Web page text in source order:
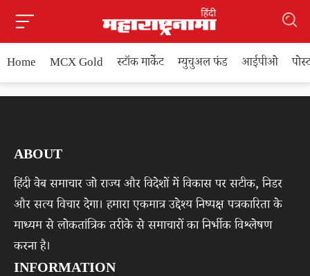
Home MCX Gold स्टॉक मार्केट म्युचुअल फंड आईपीओ
ABOUT
हिंदी वेब समाचार जो राज्य और विदेशों में विकास पर सटीक, निडर
और सत्य विचार देगा। हमारा एकमात्र उद्देश्य निष्पक्ष पत्रकारिता के
माध्यम से लोकतांत्रिक तरीके से समाचारों का निर्भीक विश्लेषण
करना है।
INFORMATION